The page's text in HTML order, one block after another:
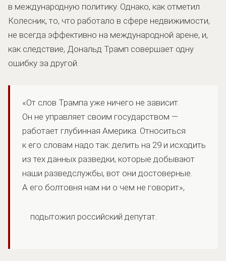
в международную политику. Однако, как отметил
Колесник, то, что работало в сфере недвижимости,
не всегда эффективно на международной арене, и,
как следствие, Дональд Трамп совершает одну
ошибку за другой.
«От слов Трампа уже ничего не зависит.
Он не управляет своим государством —
работает глубинная Америка. Относиться
к его словам надо так: делить на 29 и исходить
из тех данных разведки, которые добывают
наши разведслужбы, вот они достоверные.
А его болтовня нам ни о чем не говорит»,
подытожил российский депутат.